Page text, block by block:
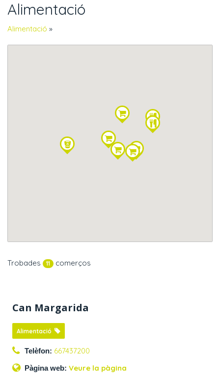
Alimentació
Alimentació »
Trobades 11 comerços
Can Margarida
Alimentació
Telèfon: 667437200
Pàgina web: Veure la pàgina